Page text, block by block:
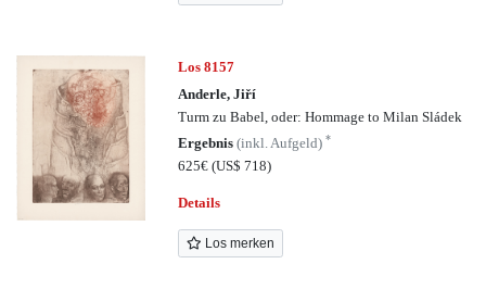
Los 8157
Anderle, Jiří
Turm zu Babel, oder: Hommage to Milan Sládek
Ergebnis(inkl. Aufgeld)*
625€(US$ 718)
Details
Los merken